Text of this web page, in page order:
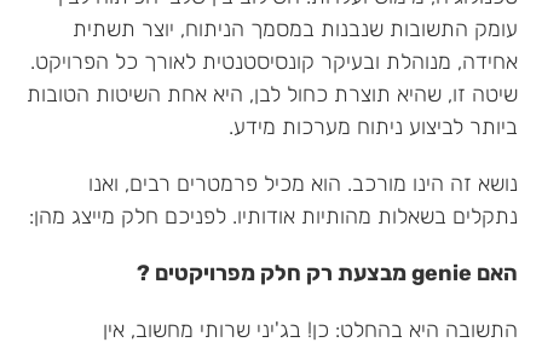
עומק התשובות שנבנות במסמך הניתוח, יוצר תשתית
אחידה, מנוהלת ובעיקר קונסיסטנטית לאורך כל הפרויקט.
שיטה זו, שהיא תוצרת כחול לבן, היא אחת השיטות הטובות
ביותר לביצוע ניתוח מערכות מידע.
נושא זה הינו מורכב. הוא מכיל פרמטרים רבים, ואנו
נתקלים בשאלות מהותיות אודותיו. לפניכם חלק מייצג מהן:
האם genie מבצעת רק חלק מפרויקטים ?
התשובה היא בהחלט: כן! בג'יני שרותי מחשוב, אין